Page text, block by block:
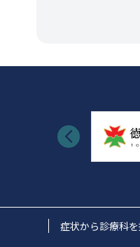
症状から診療科